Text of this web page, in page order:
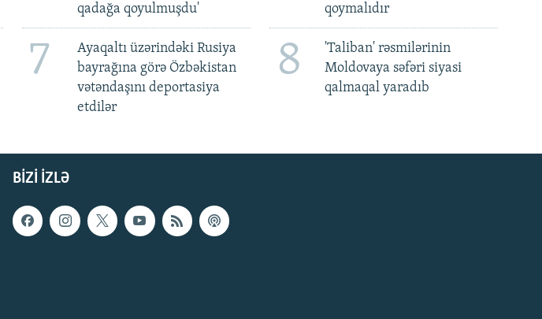
qadağa qoyulmuşdu'
qoymalıdır
7
Ayaqaltı üzərindəki Rusiya
bayrağına görə Özbəkistan
vətəndaşını deportasiya
etdilər
8
'Taliban' rəsmilərinin
Moldovaya səfəri siyasi
qalmaqal yaradıb
BIZI IZLƏ